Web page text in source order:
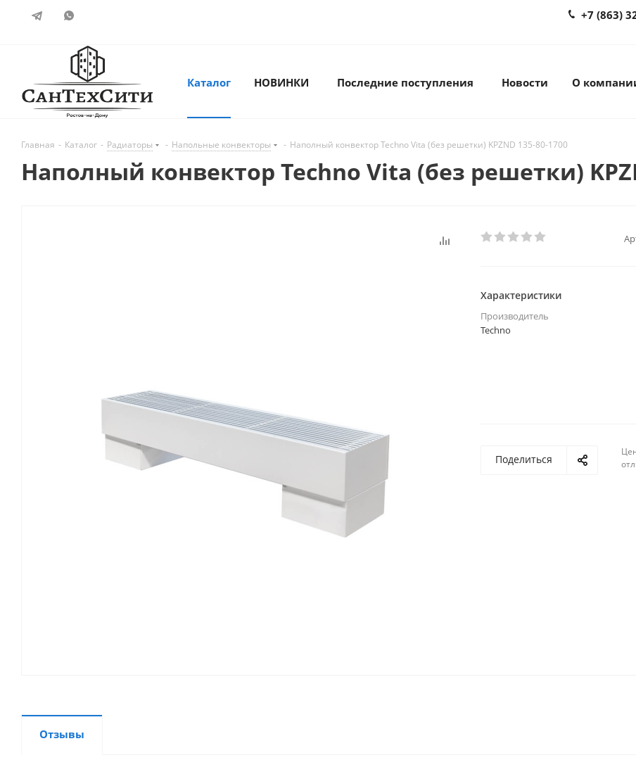
+7 (863)
Каталог НОВИНКИ Последние поступления Новости О
Главная - Каталог - Радиаторы - Напольные конвекторы - Наполный конвектор Techno Vita (без решетки) KPZND 135-80-1700
Наполный конвектор Techno Vita (без решетки)
Характеристики
Производитель
Techno
Поделиться
Отзывы